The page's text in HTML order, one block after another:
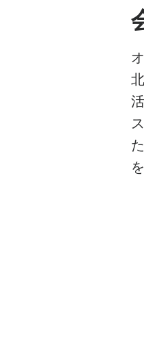
ライブ・ストリーミン
ウェブカメラレコーダー